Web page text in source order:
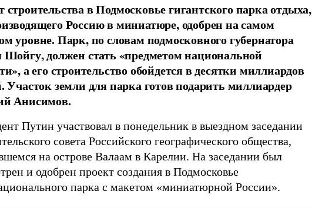
строительства в Подмосковье гигантского парка отдыха,
Россию в миниатюре, одобрен на самом
уровне. Парк, по словам подмосковного губернатора
Шойгу, должен стать «предметом национальной
а его строительство обойдется в десятки миллиардов
Участок земли для парка готов подарить миллиардер
Анисимов.
Путин участвовал в понедельник в выездном заседании
совета Российского географического общества,
на острове Валаам в Карелии. На заседании был
и одобрен проект создания в Подмосковье
парка с макетом «миниатюрной России».